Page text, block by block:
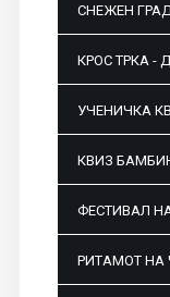
СНЕЖЕН
КРОС ТРКА -
УЧЕНИЧКА
КВИЗ
ФЕСТИВАЛ
РИТАМОТ НА